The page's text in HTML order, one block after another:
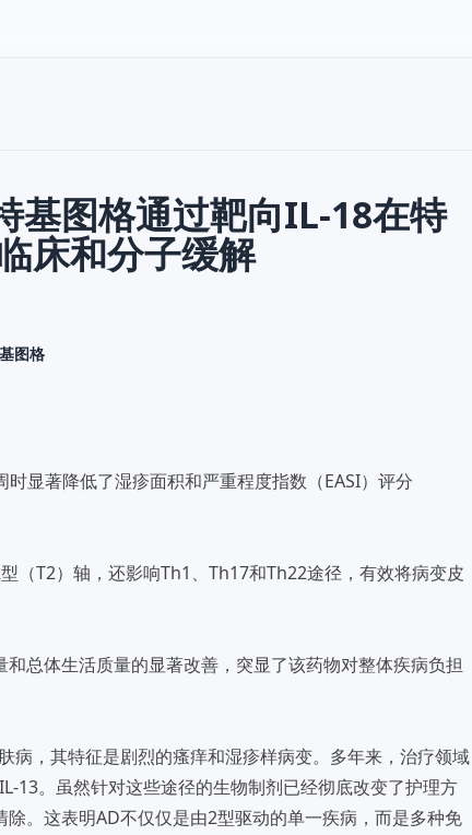
基图格通过靶向IL-18在特
床和分子缓解
图格
显著降低了湿疹面积和严重程度指数（EASI）评分
（T2）轴，还影响Th1、Th17和Th22途径，有效将病变皮
总体生活质量的显著改善，突显了该药物对整体疾病负担
病，其特征是剧烈的瘙痒和湿疹样病变。多年来，治疗领域
13。虽然针对这些途径的生物制剂已经彻底改变了护理方
。这表明AD不仅仅是由2型驱动的单一疾病，而是多种免